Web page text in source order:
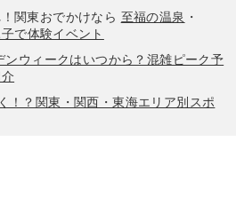
関東おでかけなら 至福の温泉 ・
で体験イベント
ンウィークはいつから？混雑ピーク予
！？関東・関西・東海エリア別スポ